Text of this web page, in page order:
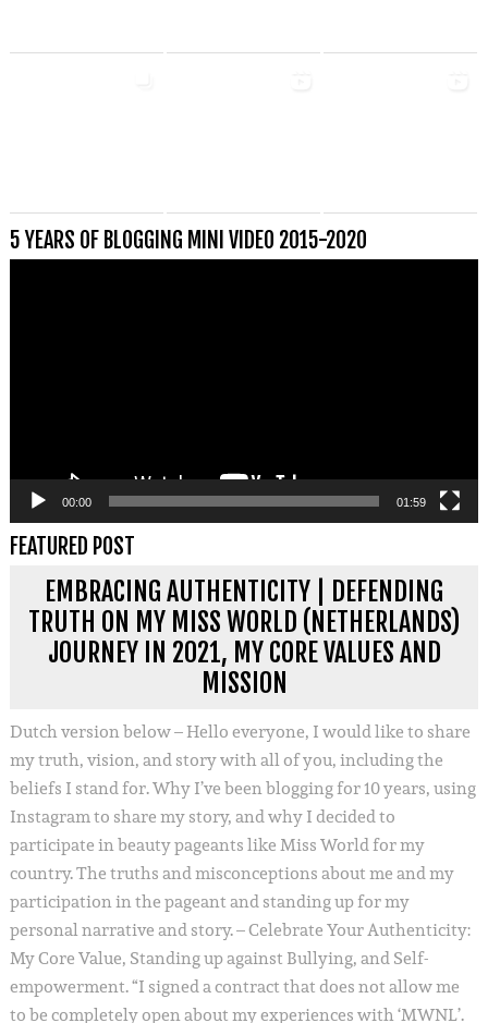
5 YEARS OF BLOGGING MINI VIDEO 2015-2020
00:00 01:59
FEATURED POST
EMBRACING AUTHENTICITY | DEFENDING
TRUTH ON MY MISS WORLD (NETHERLANDS)
JOURNEY IN 2021, MY CORE VALUES AND
MISSION
Dutch version below – Hello everyone, I would like to share
my truth, vision, and story with all of you, including the
beliefs I stand for. Why I’ve been blogging for 10 years, using
Instagram to share my story, and why I decided to
participate in beauty pageants like Miss World for my
country. The truths and misconceptions about me and my
participation in the pageant and standing up for my
personal narrative and story. – Celebrate Your Authenticity:
My Core Value, Standing up against Bullying, and Self-
empowerment. “I signed a contract that does not allow me
to be completely open about my experiences with ‘MWNL’.